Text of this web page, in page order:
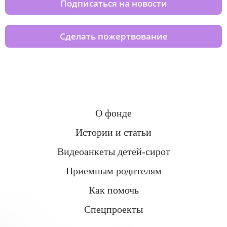
Подписаться на новости
Сделать пожертвование
О фонде
Истории и статьи
Видеоанкеты детей-сирот
Приемным родителям
Как помочь
Спецпроекты